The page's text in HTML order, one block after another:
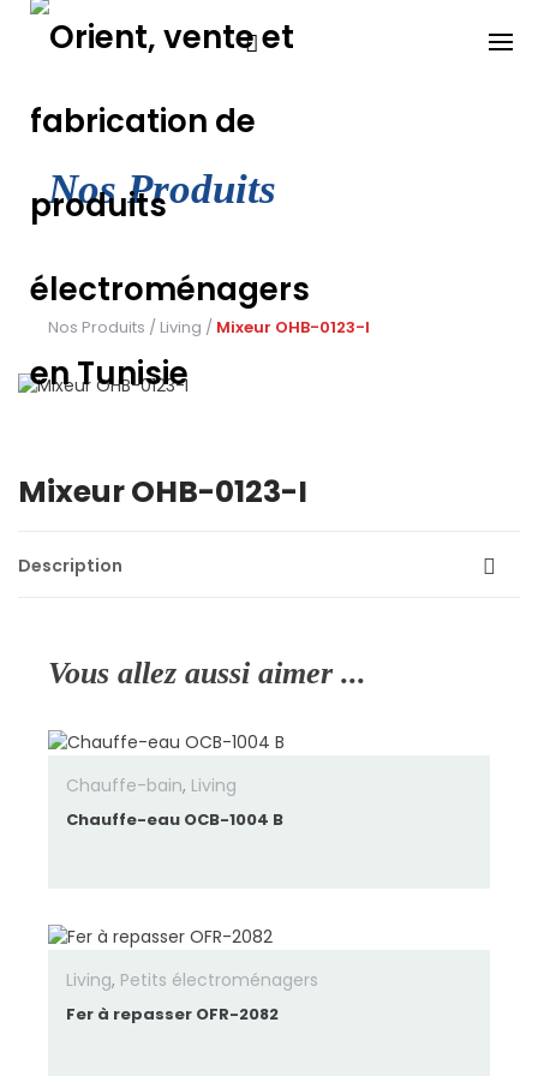
Skip
Nos Produits
Nos Produits / Living / Mixeur OHB-0123-I
Mixeur OHB-0123-I
Description
– Marque : Orient
– Modèle : OHB-0123-I
– Couleur : Blanc
– Type :Mixeur à main
Réglages & options
– 2 vitesses
Vous allez aussi aimer ...
Chauffe-bain, Living
Chauffe-eau OCB-1004 B
Living, Petits électroménagers
Fer à repasser OFR-2082